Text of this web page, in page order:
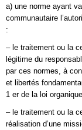
a) une norme ayant
communautaire
:
– le traitement ou la
légitime du
par ces normes, à
et libertés
1 er de la loi
– le traitement ou la
réalisation d’une